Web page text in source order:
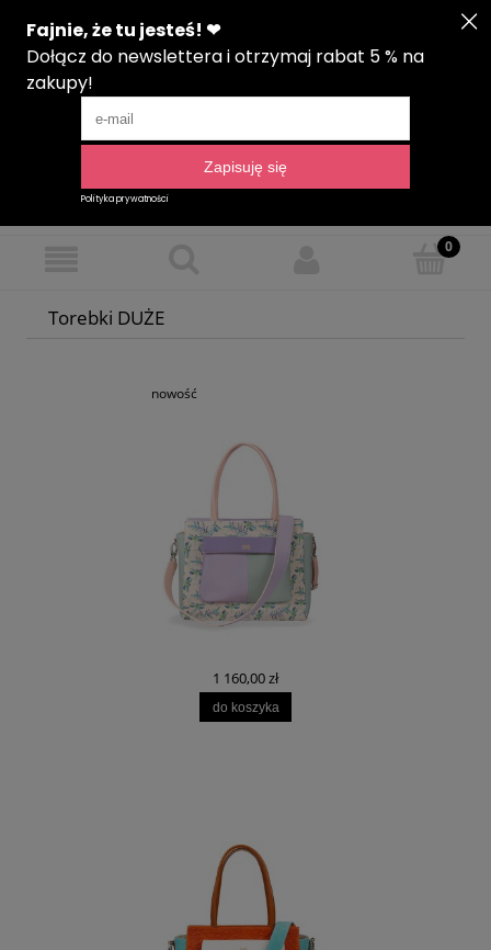
Język Zarejestruj się Zaloguj się
Torebki DUŻE
1 160,00 zł
do koszyka
nowość